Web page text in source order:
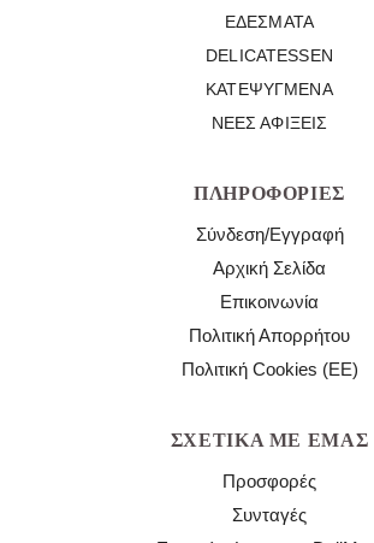
ΕΔΈΣΜΑΤΑ
DELICATESSEN
ΚΑΤΕΨΥΓΜΈΝΑ
ΝΈΕΣ ΑΦΊΞΕΙΣ
ΠΛΗΡΟΦΟΡΊΕΣ
Σύνδεση/Εγγραφή
Αρχική Σελίδα
Επικοινωνία
Πολιτική Απορρήτου
Πολιτική Cookies (ΕΕ)
ΣΧΕΤΙΚΆ ΜΕ ΕΜΆΣ
Προσφορές
Συνταγές